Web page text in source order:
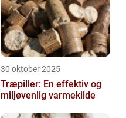
30 oktober 2025
Træpiller: En effektiv og
miljøvenlig varmekilde